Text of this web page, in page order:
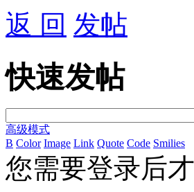
返 回 发帖
快速发帖
高级模式
B Color Image Link Quote Code Smilies
您需要登录后